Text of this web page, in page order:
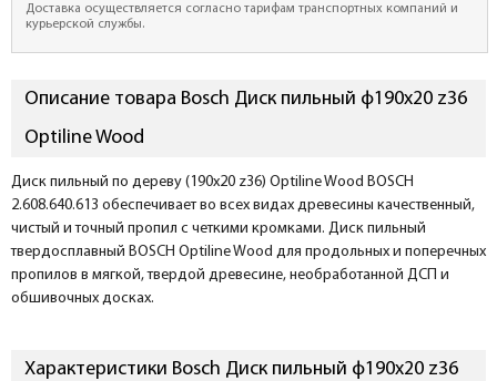
Доставка осуществляется согласно тарифам транспортных компаний и
курьерской службы.
Описание товара Bosch Диск пильный ф190х20 z36
Optiline Wood
Диск пильный по дереву (190x20 z36) Optiline Wood BOSCH
2.608.640.613 обеспечивает во всех видах древесины качественный,
чистый и точный пропил с четкими кромками. Диск пильный
твердосплавный BOSCH Optiline Wood для продольных и поперечных
пропилов в мягкой, твердой древесине, необработанной ДСП и
обшивочных досках.
Характеристики Bosch Диск пильный ф190х20 z36